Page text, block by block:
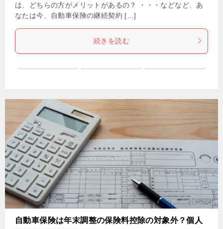
は、どちらの方がメリットがあるの？ ・・・などなど、あ
なたは今、自動車保険の継続契約 […]
続きを読む
自動車保険は年末調整の保険料控除の対象外？個人